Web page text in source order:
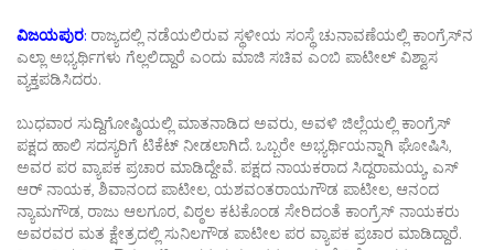
ವಿಜಯಪುರ: ರಾಜ್ಯದಲ್ಲಿ ನಡೆಯಲಿರುವ ಸ್ಥಳೀಯ ಸಂಸ್ಥೆ ಚುನಾವಣೆಯಲ್ಲಿ ಕಾಂಗ್ರೆಸ್‌ನ
ಎಲ್ಲಾ ಅಭ್ಯರ್ಥಿಗಳು ಗೆಲ್ಲಲಿದ್ದಾರೆ ಎಂದು ಮಾಜಿ ಸಚಿವ ಎಂಬಿ ಪಾಟೀಲ್‌ ವಿಶ್ವಾಸ
ವ್ಯಕ್ತಪಡಿಸಿದರು.
ಬುಧವಾರ ಸುದ್ದಿಗೋಷ್ಠಿಯಲ್ಲಿ ಮಾತನಾಡಿದ ಅವರು, ಅವಳಿ ಜಿಲ್ಲೆಯಲ್ಲಿ ಕಾಂಗ್ರೆಸ್
ಪಕ್ಷದ ಹಾಲಿ ಸದಸ್ಯರಿಗೆ ಟಿಕೆಟ್ ನೀಡಲಾಗಿದೆ. ಒಬ್ಬರೇ ಅಭ್ಯರ್ಥಿಯನ್ನಾಗಿ‌ ಘೋಷಿಸಿ,
ಅವರ ಪರ ವ್ಯಾಪಕ ಪ್ರಚಾರ ಮಾಡಿದ್ದೇವೆ. ಪಕ್ಷದ ನಾಯಕರಾದ ಸಿದ್ದರಾಮಯ್ಯ, ಎಸ್
ಆರ್ ನಾಯಕ, ಶಿವಾನಂದ ಪಾಟೀಲ, ಯಶವಂತರಾಯಗೌಡ ಪಾಟೀಲ, ಆನಂದ
ನ್ಯಾಮಗೌಡ, ರಾಜು ಆಲಗೂರ, ವಿಠ್ಠಲ ಕಟಕೊಂಡ ಸೇರಿದಂತೆ ಕಾಂಗ್ರೆಸ್ ನಾಯಕರು
ಅವರವರ ಮತ ಕ್ಷೇತ್ರದಲ್ಲಿ ಸುನಿಲಗೌಡ ಪಾಟೀಲ ಪರ ವ್ಯಾಪಕ ಪ್ರಚಾರ ಮಾಡಿದ್ದಾರೆ.